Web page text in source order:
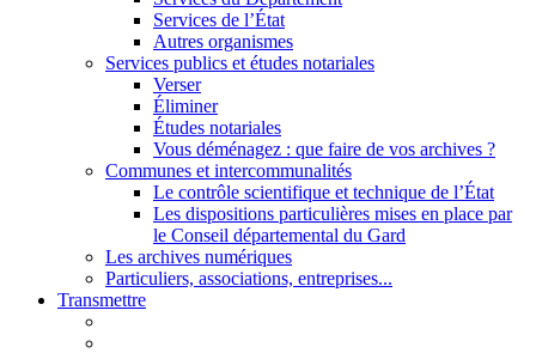
Services de l’État
Autres organismes
Services publics et études notariales
Verser
Éliminer
Études notariales
Vous déménagez : que faire de vos archives ?
Communes et intercommunalités
Le contrôle scientifique et technique de l’État
Les dispositions particulières mises en place par
le Conseil départemental du Gard
Les archives numériques
Particuliers, associations, entreprises...
Transmettre